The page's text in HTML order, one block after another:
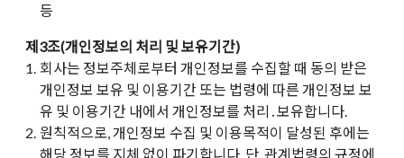
등
제3조(개인정보의 처리 및 보유기간)
1. 회사는 정보주체로부터 개인정보를 수집할 때 동의 받은
개인정보 보유 및 이용기간 또는 법령에 따른 개인정보 보
유 및 이용기간 내에서 개인정보를 처리․보유합니다.
2. 원칙적으로, 개인정보 수집 및 이용목적이 달성된 후에는
해당 정보를 지체 없이 파기합니다. 단, 관계법령의 규정에